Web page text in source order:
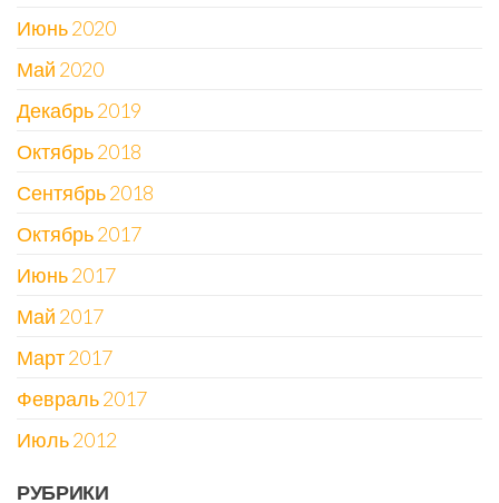
Июнь 2020
Май 2020
Декабрь 2019
Октябрь 2018
Сентябрь 2018
Октябрь 2017
Июнь 2017
Май 2017
Март 2017
Февраль 2017
Июль 2012
РУБРИКИ